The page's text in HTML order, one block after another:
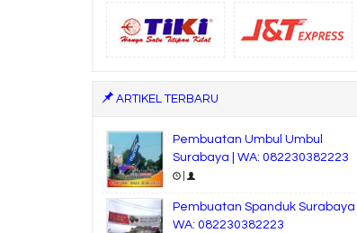
ARTIKEL TERBARU
Pembuatan Umbul Umbul
Surabaya | WA: 082230382223
Pembuatan Spanduk Surabaya |
WA: 082230382223